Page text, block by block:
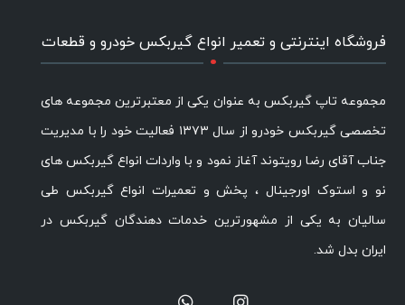
فروشگاه اینترنتی و تعمیر انواع گیربکس خودرو و قطعات
.
مجموعه تاپ گیربکس به عنوان یکی از معتبرترین مجموعه های
تخصصی گیربکس خودرو از سال ۱۳۷۳ فعالیت خود را با مدیریت
جناب آقای رضا رویتوند آغاز نمود و با واردات انواع گیربکس های
نو و استوک اورجینال ، پخش و تعمیرات انواع گیربکس طی
سالیان به یکی از مشهورترین خدمات دهندگان گیربکس در
ایران بدل شد.